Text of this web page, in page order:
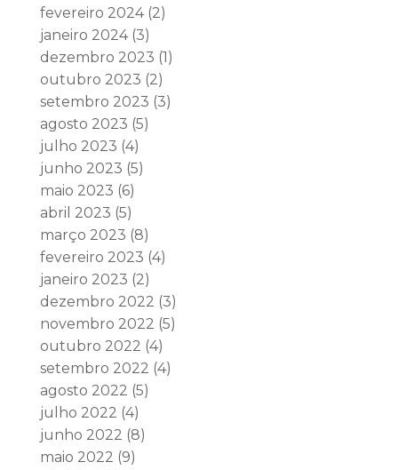
fevereiro 2024(2)
janeiro 2024(3)
dezembro 2023 (1)
outubro 2023 (2)
setembro 2023 (3)
agosto 2023 (5)
julho 2023 (4)
junho 2023 (5)
maio 2023 (6)
abril 2023 (5)
março 2023 (8)
fevereiro 2023 (4)
janeiro 2023 (2)
dezembro 2022 (3)
novembro 2022 (5)
outubro 2022 (4)
setembro 2022 (4)
agosto 2022 (5)
julho 2022 (4)
junho 2022 (8)
maio 2022 (9)